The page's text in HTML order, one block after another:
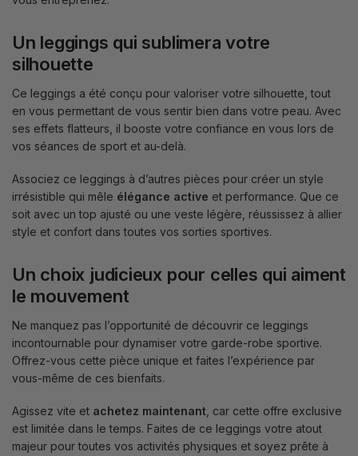
Un leggings qui sublimera votre
silhouette
Ce leggings a été conçu pour valoriser votre silhouette, tout
en vous permettant de vous sentir bien dans votre peau. Avec
ses effets flatteurs, il booste votre confiance en vous lors de
vos séances de sport et au-delà.
Associez ce leggings à d’autres pièces pour créer un style
irrésistible qui mêle élégance active et performance. Que ce
soit avec un top ajusté ou une veste légère, réussissez à allier
style et confort dans toutes vos sorties sportives.
Un choix judicieux pour celles qui aiment
le mouvement
Ne manquez pas l’opportunité de découvrir ce leggings
incontournable pour dynamiser votre garde-robe sportive.
Offrez-vous cette pièce unique et faites l’expérience par
vous-même de ces bienfaits.
Agissez vite et achetez maintenant , car cette offre exclusive
est limitée dans le temps. Faites de ce leggings votre atout
majeur pour toutes vos activités physiques et soyez prête à